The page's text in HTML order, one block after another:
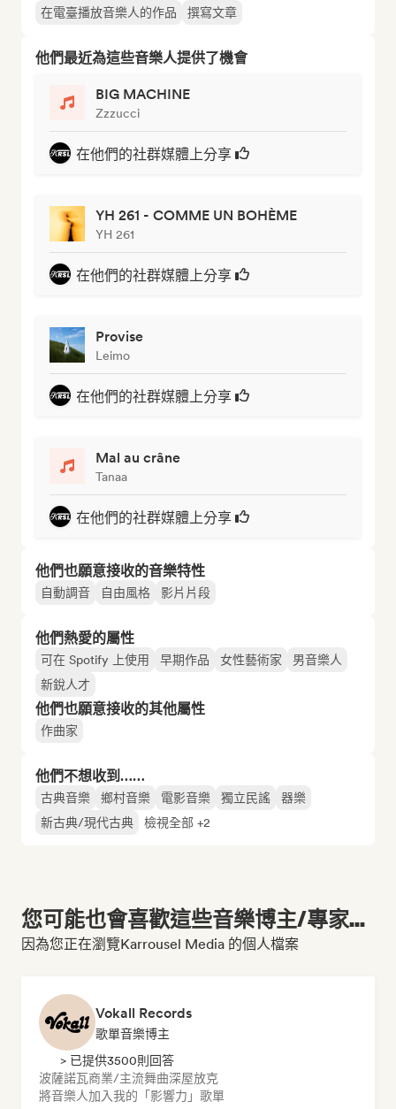
在電臺播放音樂人的作品 撰寫文章
他們最近為這些音樂人提供了機會
BIG MACHINE
Zzzucci
在他們的社群媒體上分享
YH 261 - COMME UN BOHÈME
YH 261
在他們的社群媒體上分享
Provise
Leimo
在他們的社群媒體上分享
Mal au crâne
Tanaa
在他們的社群媒體上分享
他們也願意接收的音樂特性
自動調音 自由風格 影片片段
他們熱愛的屬性
可在 Spotify 上使用 早期作品 女性藝術家
男音樂人
新銳人才
他們也願意接收的其他屬性
作曲家
他們不想收到……
古典音樂 鄉村音樂 電影音樂 獨立民謠
器樂
新古典/現代古典
檢視全部 +2
您可能也會喜歡這些音樂博主/專家...
因為您正在瀏覽Karrousel Media 的個人檔案
Vokall Records
歌單音樂博主
> 已提供3500則回答
波薩諾瓦商業/主流舞曲深屋放克
將音樂人加入我的「影響力」歌單